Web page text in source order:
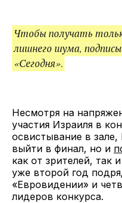
Чтобы получать
лишнего шума,
«Сегодня».
Несмотря на
участия Израиля в
освистывание в зале,
выйти в финал, но и
как от зрителей, так
уже второй год
«Евровидении» и
лидеров конкурса.